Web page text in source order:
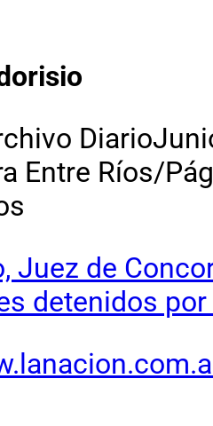
Entre Ríos/
Juez de
detenidos